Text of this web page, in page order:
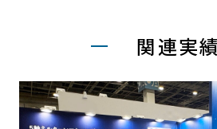
関連実績